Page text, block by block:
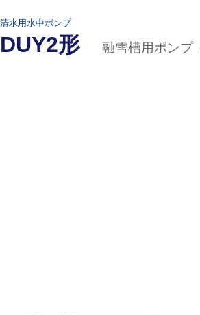
清水用水中ポンプ
DUY2形 融雪槽用ポンプ